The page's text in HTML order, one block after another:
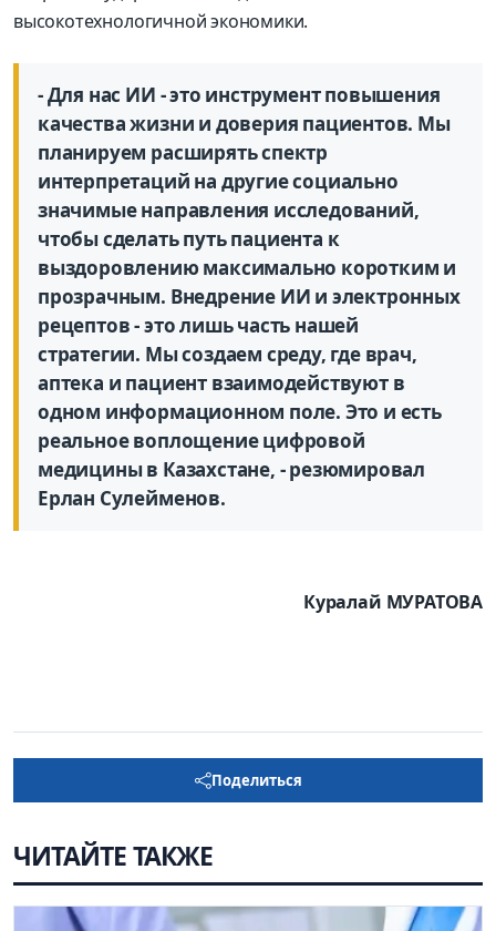
высокотехнологичной экономики.
- Для нас ИИ - это инструмент повышения
качества жизни и доверия пациентов. Мы
планируем расширять спектр
интерпретаций на другие социально
значимые направления исследований,
чтобы сделать путь пациента к
выздоровлению максимально коротким и
прозрачным. Внедрение ИИ и электронных
рецептов - это лишь часть нашей
стратегии. Мы создаем среду, где врач,
аптека и пациент взаимодействуют в
одном информационном поле. Это и есть
реальное воплощение цифровой
медицины в Казахстане, - резюмировал
Ерлан Сулейменов.
Куралай МУРАТОВА
Поделиться
ЧИТАЙТЕ ТАКЖЕ